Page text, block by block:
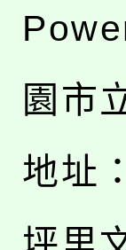
園市
地址：